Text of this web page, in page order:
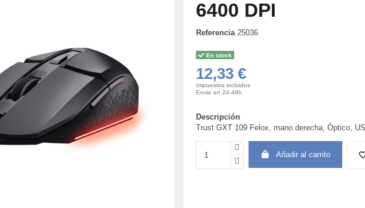
6400 DPI
Referencia 25036
En stock
12,33 €
Impuestos incluidos
Envio en 24-48h
Descripción
Trust GXT 109 Felox, mano derecha, Óptico,
Añadir al carrito